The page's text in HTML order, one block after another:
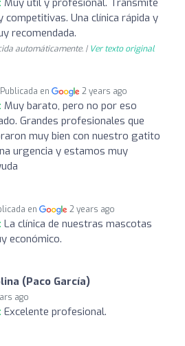
competitivas. Una clínica rápida y
recomendada.
automáticamente. | Ver texto original
Publicada en 2 years ago
Muy barato, pero no por eso
Grandes profesionales que
muy bien con nuestro gatito
urgencia y estamos muy
en 2 years ago
La clínica de nuestras mascotas
económico.
(Paco García)
ago
Excelente profesional.